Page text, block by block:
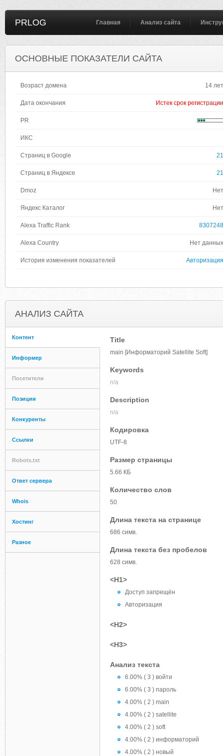
PRLOG Главная Анализ сайта
ОСНОВНЫЕ ПОКАЗАТЕЛИ САЙТА
Возраст домена 14 лет
Дата окончания Истек срок регистрации
PR
ИКС
Страниц в Google 21
Страниц в Яндексе 21
Dmoz Нет
Яндекс Каталог Нет
Alexa Traffic Rank 8307248
Alexa Country Нет данных
История изменения показателей Авторизация
АНАЛИЗ САЙТА
Контент
Информер
Посетители
Позиции
Конкуренты
Ссылки
Robots.txt
Ответ сервера
Whois
Хостинг
Разное
Title
main [Информаторий Satellite Soft]
Keywords
n/a
Description
n/a
Кодировка
UTF-8
Размер страницы
5.66 КБ
Количество слов
50
Длина текста на странице
686 симв.
Длина текста без пробелов
628 симв.
<H1>
Доступ запрещён
Авторизация
<H2>
<H3>
Анализ текста
6.00% ( 3 ) войти
6.00% ( 3 ) пароль
4.00% ( 2 ) main
4.00% ( 2 ) satellite
4.00% ( 2 ) soft
4.00% ( 2 ) информаторий
4.00% ( 2 ) новый